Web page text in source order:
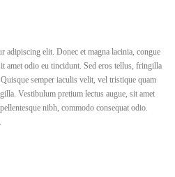
adipiscing elit. Donec et magna lacinia, congue
amet odio eu tincidunt. Sed eros tellus, fringilla
semper iaculis velit, vel tristique quam
Vestibulum pretium lectus augue, sit amet
nibh, commodo consequat odio.